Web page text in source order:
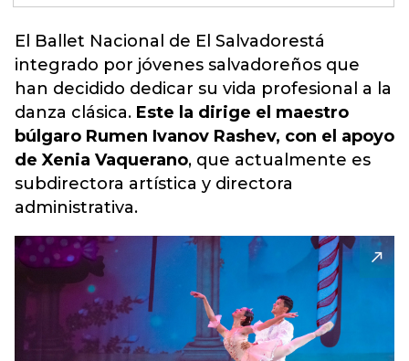
El Ballet Nacional de El Salvadorestá
integrado por jóvenes salvadoreños que
han decidido dedicar su vida profesional a la
danza clásica. Este la dirige el maestro
búlgaro Rumen Ivanov Rashev, con el apoyo
de Xenia Vaquerano, que actualmente es
subdirectora artística y directora
administrativa.